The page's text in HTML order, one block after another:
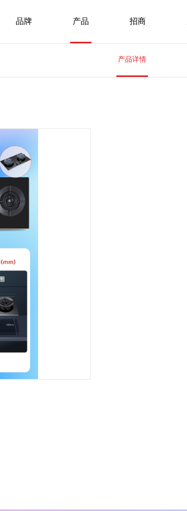
品牌 产品 招商
产品详情